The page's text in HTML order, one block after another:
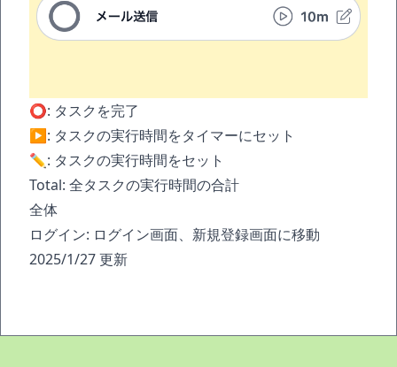
⭕️: タスクを完了
▶️: タスクの実行時間をタイマーにセット
✏️: タスクの実行時間をセット
Total: 全タスクの実行時間の合計
全体
ログイン: ログイン画面、新規登録画面に移動
2025/1/27 更新